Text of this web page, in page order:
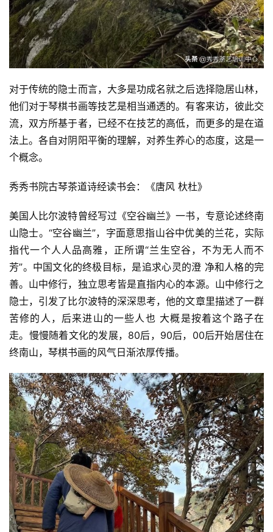
对于传统的隐士而言，大多是功成名就之后选择隐居山林，
他们对于琴棋书画等技艺是相当通透的。有客来访，彼此交
流，双方所基于者，已经不在技艺的高低，而更多的是在道
法上。各自对阴阳平衡的理解，对养生养心的态度，这是一
个概念。
秀秀书院古琴茶道诗经读书会：《唐风 杕杜》
美国人比尔波特曾经写过《空谷幽兰》一书，专意论述终南
山隐士。“空谷幽兰”，字面意思指山谷中优美的兰花，实际
指代一个人人品高雅，正所谓“兰生空谷，不为无人而不
芳”。中国文化的终极目标，是追求心灵的澄 净和人格的完
善。山中修行，独立思考皆是直指内心的本源。山中修行之
隐士，引发了比尔波特的深深思考，他的文章里描述了一群
苦修的人，后来进山的一些人也 大概是按着这个路子在
走。慢慢随着文化的发展，80后，90后，00后开始居住在
终南山，琴棋书画的风气日渐浓厚传播。